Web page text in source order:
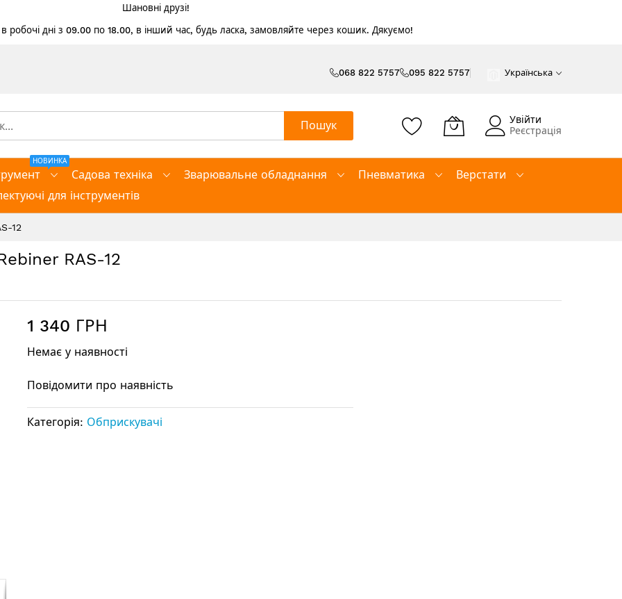
Шановні друзі!
робочі дні з 09.00 по 18.00, в інший час, будь ласка, замовляйте через кошик. Дякуємо!
068 822 5757 095 822 5757 Українська
Пошук
Увійти
Реєстрація
НОВИНКА
Садова техніка Зварювальне обладнання Пневматика
Верстати
для інструментів
12
RAS-12
1 340 ГРН
Немає у наявності
Повідомити про наявність
Категорія: Обприскувачі